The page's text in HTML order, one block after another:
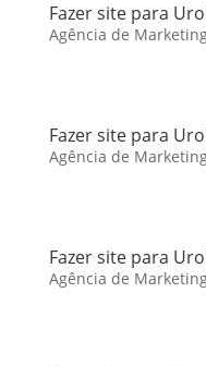
Fazer site para
Agência de
Fazer site para
Agência de
Fazer site para
Agência de